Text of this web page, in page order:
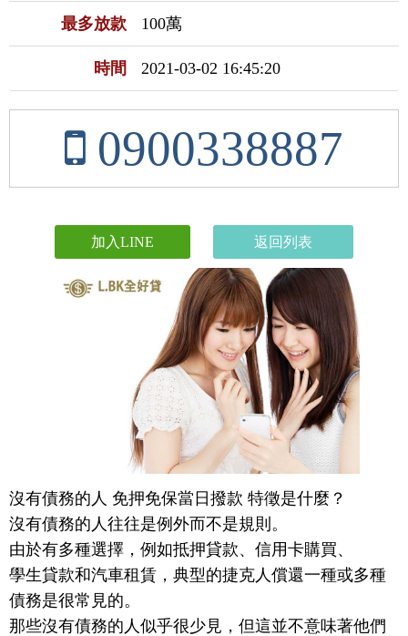
最多放款 100萬
時間 2021-03-02 16:45:20
0900338887
加入LINE 返回列表
沒有債務的人 免押免保當日撥款 特徵是什麼？
沒有債務的人往往是例外而不是規則。
由於有多種選擇，例如抵押貸款、信用卡購買、
學生貸款和汽車租賃，典型的捷克人償還一種或多種
債務是很常見的。
那些沒有債務的人似乎很少見，但這並不意味著他們